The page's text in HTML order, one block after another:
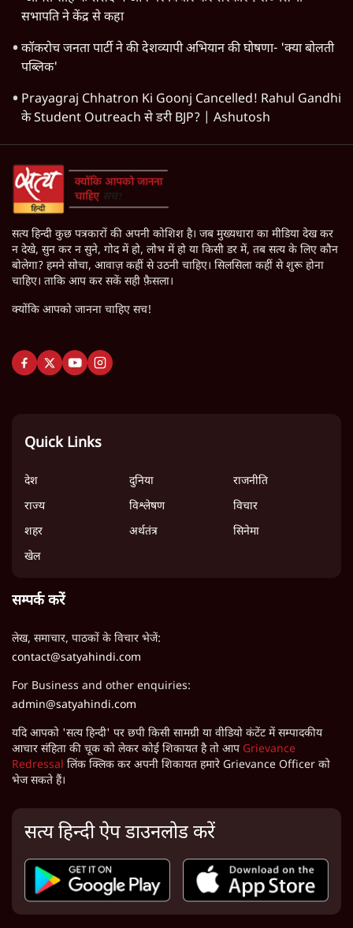
सभापति ने केंद्र से कहा
कॉकरोच जनता पार्टी ने की देशव्यापी अभियान की घोषणा- 'क्या बोलती
पब्लिक'
Prayagraj Chhatron Ki Goonj Cancelled! Rahul Gandhi
के Student Outreach से डरी BJP? | Ashutosh
सत्य हिन्दी कुछ पत्रकारों की अपनी कोशिश है। जब मुख्यधारा का मीडिया देख कर
न देखे, सुन कर न सुने, गोद में हो, लोभ में हो या किसी डर में, तब सत्य के लिए कौन
बोलेगा? हमने सोचा, आवाज़ कहीं से उठनी चाहिए। सिलसिला कहीं से शुरू होना
चाहिए। ताकि आप कर सकें सही फ़ैसला।
क्योंकि आपको जानना चाहिए सच!
Quick Links
देश दुनिया
राजनीति
राज्य
विश्लेषण
विचार
शहर
अर्थतंत्र
सिनेमा
खेल
सम्पर्क करें
लेख, समाचार, पाठकों के विचार भेजें:
contact@satyahindi.com
For Business and other enquiries:
admin@satyahindi.com
यदि आपको 'सत्य हिन्दी' पर छपी किसी सामग्री या वीडियो कंटेंट में सम्पादकीय
आचार संहिता की चूक को लेकर कोई शिकायत है तो आप Grievance
Redressal लिंक क्लिक कर अपनी शिकायत हमारे Grievance Officer को
भेज सकते हैं।
सत्य हिन्दी ऐप डाउनलोड करें